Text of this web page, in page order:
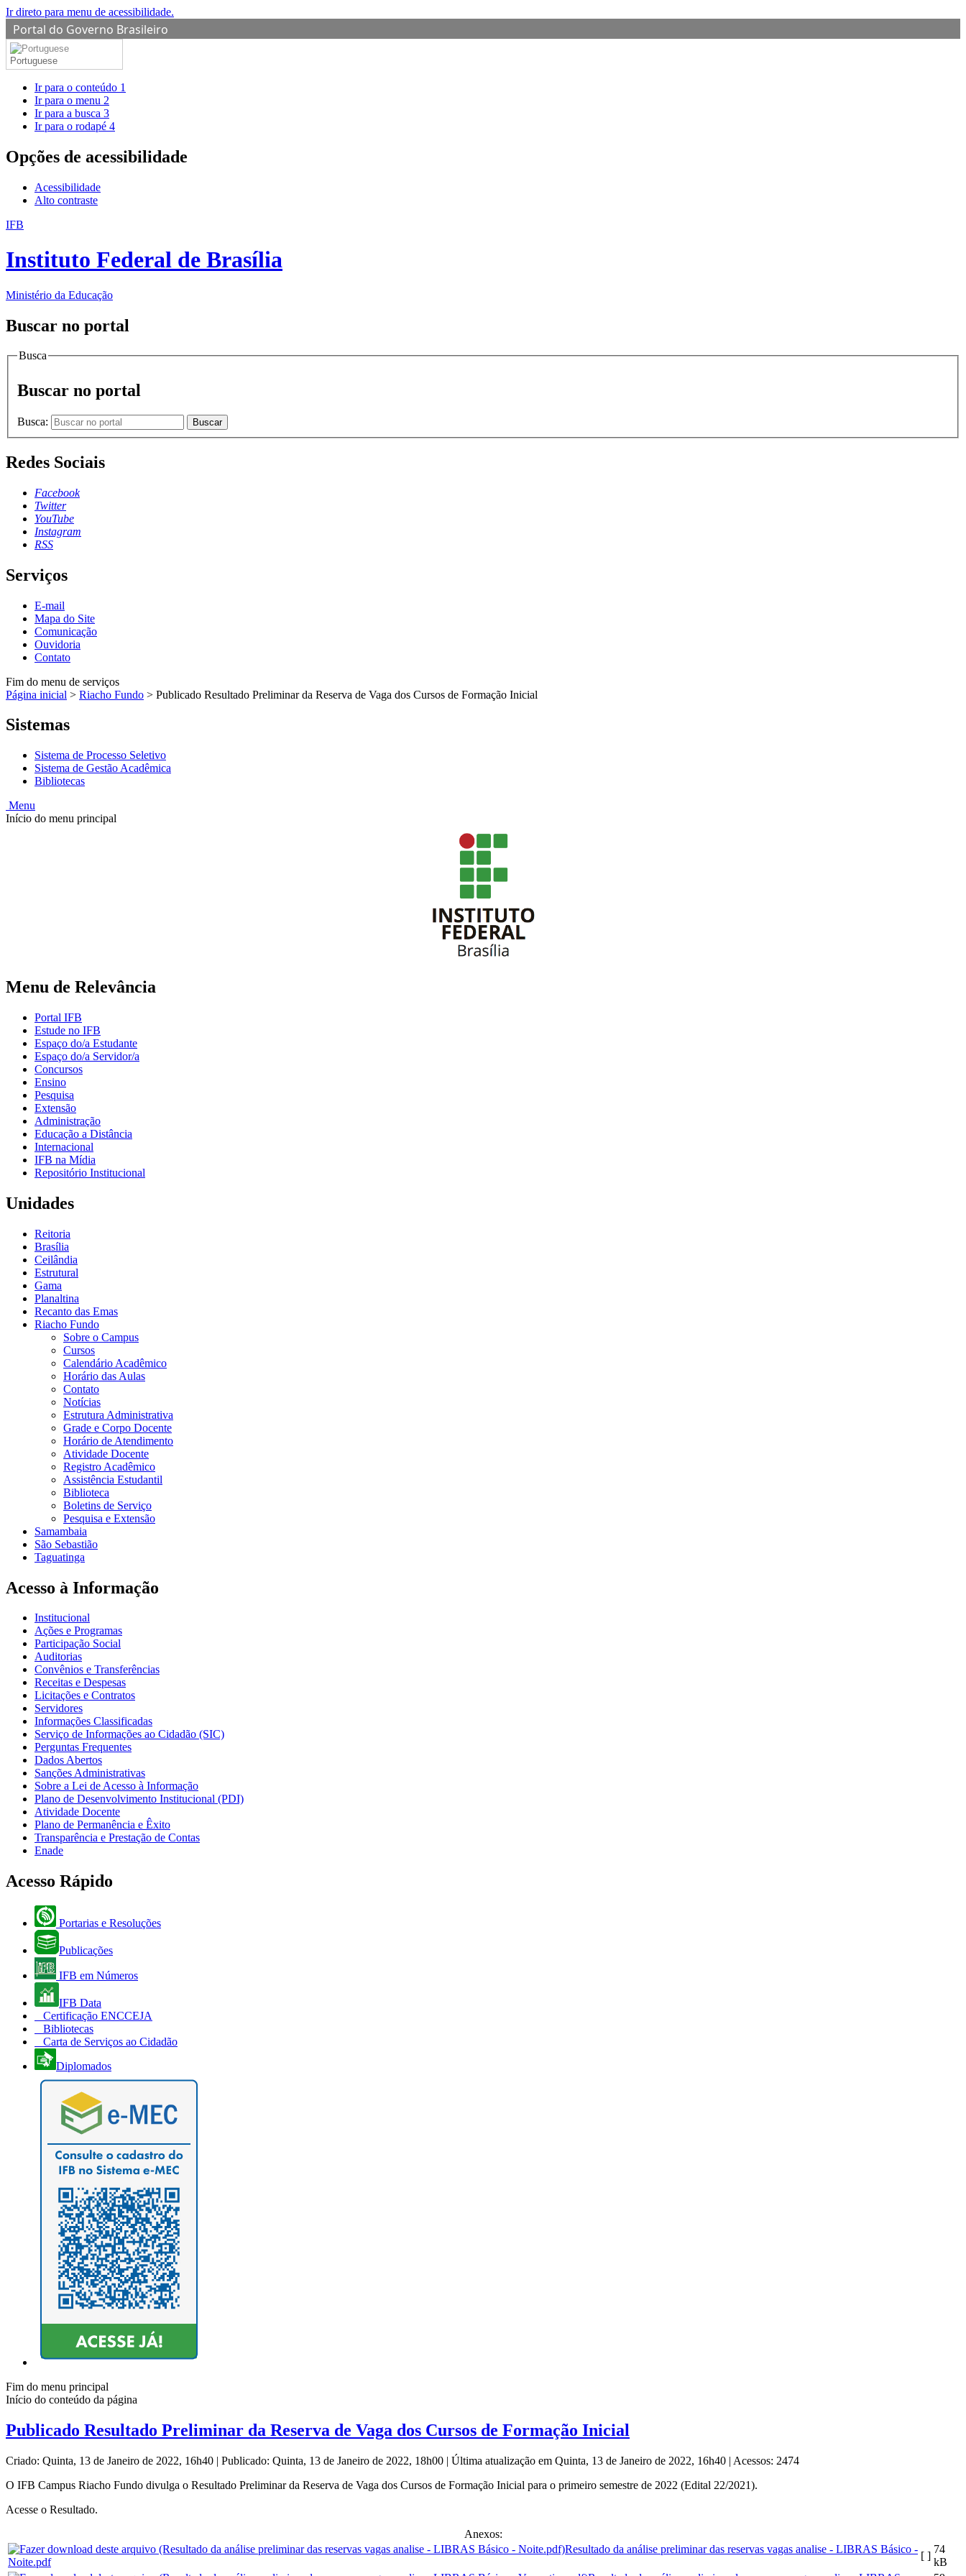
Ir direto para menu de acessibilidade.
Portal do Governo Brasileiro
Portuguese
Ir para o conteúdo 1
Ir para o menu 2
Ir para a busca 3
Ir para o rodapé 4
Opções de acessibilidade
Acessibilidade
Alto contraste
IFB
Instituto Federal de Brasília
Ministério da Educação
Buscar no portal
Busca
Buscar no portal
Busca: Buscar
Redes Sociais
Facebook
Twitter
YouTube
Instagram
RSS
Serviços
E-mail
Mapa do Site
Comunicação
Ouvidoria
Contato
Fim do menu de serviços
Página inicial > Riacho Fundo > Publicado Resultado Preliminar da Reserva de Vaga dos Cursos de Formação Inicial
Sistemas
Sistema de Processo Seletivo
Sistema de Gestão Acadêmica
Bibliotecas
Menu
Início do menu principal
Menu de Relevância
Portal IFB
Estude no IFB
Espaço do/a Estudante
Espaço do/a Servidor/a
Concursos
Ensino
Pesquisa
Extensão
Administração
Educação a Distância
Internacional
IFB na Mídia
Repositório Institucional
Unidades
Reitoria
Brasília
Ceilândia
Estrutural
Gama
Planaltina
Recanto das Emas
Riacho Fundo
Sobre o Campus
Cursos
Calendário Acadêmico
Horário das Aulas
Contato
Notícias
Estrutura Administrativa
Grade e Corpo Docente
Horário de Atendimento
Atividade Docente
Registro Acadêmico
Assistência Estudantil
Biblioteca
Boletins de Serviço
Pesquisa e Extensão
Samambaia
São Sebastião
Taguatinga
Acesso à Informação
Institucional
Ações e Programas
Participação Social
Auditorias
Convênios e Transferências
Receitas e Despesas
Licitações e Contratos
Servidores
Informações Classificadas
Serviço de Informações ao Cidadão (SIC)
Perguntas Frequentes
Dados Abertos
Sanções Administrativas
Sobre a Lei de Acesso à Informação
Plano de Desenvolvimento Institucional (PDI)
Atividade Docente
Plano de Permanência e Êxito
Transparência e Prestação de Contas
Enade
Acesso Rápido
Portarias e Resoluções
Publicações
IFB em Números
IFB Data
Certificação ENCCEJA
Bibliotecas
Carta de Serviços ao Cidadão
Diplomados
Fim do menu principal
Início do conteúdo da página
Publicado Resultado Preliminar da Reserva de Vaga dos Cursos de Formação Inicial
Criado: Quinta, 13 de Janeiro de 2022, 16h40 | Publicado: Quinta, 13 de Janeiro de 2022, 18h00 | Última atualização em Quinta, 13 de Janeiro de 2022, 16h40 | Acessos: 2474
O IFB Campus Riacho Fundo divulga o Resultado Preliminar da Reserva de Vaga dos Cursos de Formação Inicial para o primeiro semestre de 2022 (Edital 22/2021).
Acesse o Resultado.
Anexos:
Resultado da análise preliminar das reservas vagas analise - LIBRAS Básico -
Noite.pdf
[ ]
74
kB